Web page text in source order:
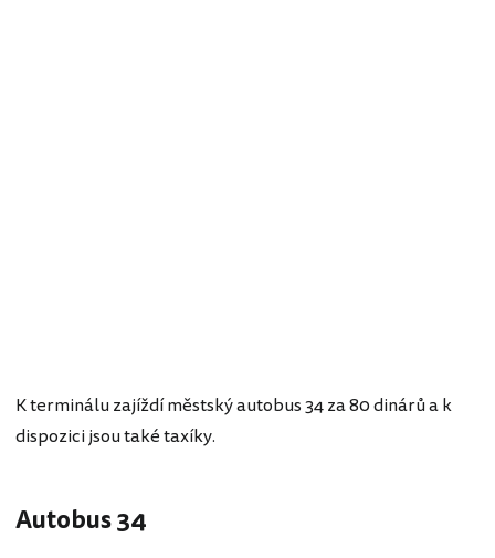
K terminálu zajíždí městský autobus 34 za 80 dinárů a k
dispozici jsou také taxíky.
Autobus 34